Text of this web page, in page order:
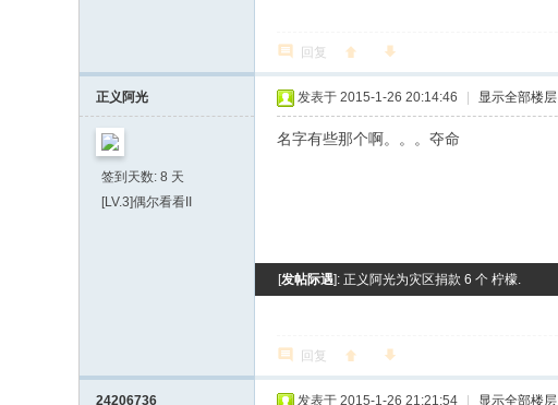
回复
正义阿光
签到天数: 8 天
[LV.3]偶尔看看II
发表于 2015-1-26 20:14:46 显示全部楼层
名字有些那个啊。。。夺命
[发帖际遇]: 正义阿光为灾区捐款 6 个 柠檬.
回复
24206736 发表于 2015-1-26 21:21:54 显示全部楼层